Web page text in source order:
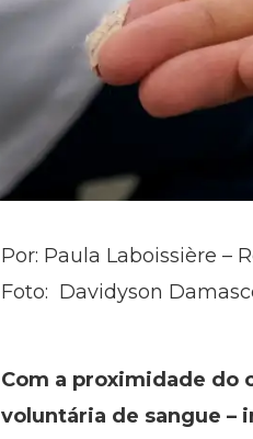
Por: Paula Laboissière –
Foto: Davidyson
Com a proximidade do
voluntária de sangue –